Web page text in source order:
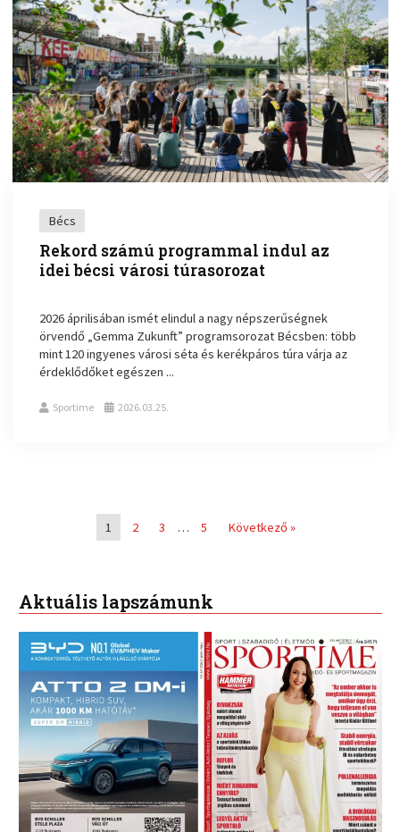
Bécs
Rekord számú programmal indul az
idei bécsi városi túrasorozat
2026 áprilisában ismét elindul a nagy népszerűségnek
örvendő „Gemma Zukunft” programsorozat Bécsben: több
mint 120 ingyenes városi séta és kerékpáros túra várja az
érdeklődőket egészen ...
Sportime 2026.03.25.
1 2 3 … 5 Következő »
Aktuális lapszámunk